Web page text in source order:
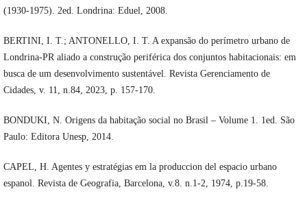
(1930-1975). 2ed. Londrina: Eduel, 2008.
BERTINI, I. T.; ANTONELLO, I. T. A expansão do perímetro urbano de
Londrina-PR aliado a construção periférica dos conjuntos habitacionais: em
busca de um desenvolvimento sustentável. Revista Gerenciamento de
Cidades, v. 11, n.84, 2023, p. 157-170.
BONDUKI, N. Origens da habitação social no Brasil – Volume 1. 1ed. São
Paulo: Editora Unesp, 2014.
CAPEL, H. Agentes y estratégias em la produccion del espacio urbano
espanol. Revista de Geografia, Barcelona, v.8. n.1-2, 1974, p.19-58.